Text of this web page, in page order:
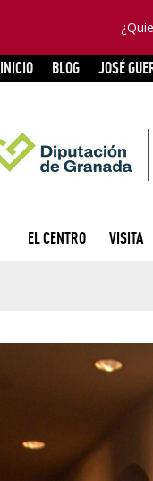
INICIO BLOG JOSÉ
EL CENTRO VISITA